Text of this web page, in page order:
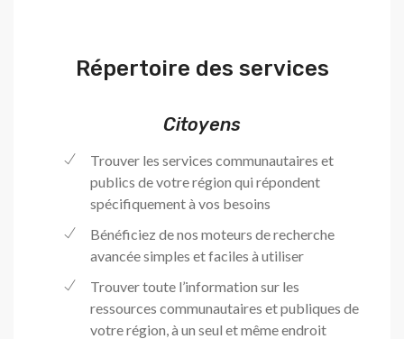
Répertoire des services
Citoyens
Trouver les services communautaires et
publics de votre région qui répondent
spécifiquement à vos besoins
Bénéficiez de nos moteurs de recherche
avancée simples et faciles à utiliser
Trouver toute l’information sur les
ressources communautaires et publiques de
votre région, à un seul et même endroit